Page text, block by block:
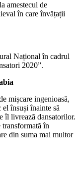
amestecul de
în care învățații
Național în cadrul
2020”.
mișcare ingenioasă,
însuși înainte să
îl livrează dansatorilor.
transformată în
din suma mai multor